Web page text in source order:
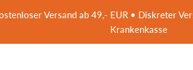
Versand ab 49,- EUR • Diskreter
Krankenkasse